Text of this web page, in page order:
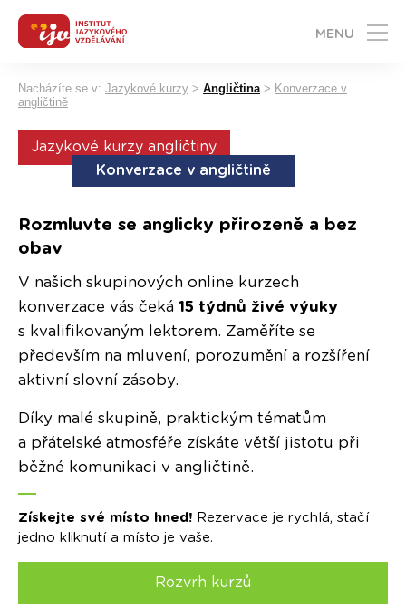
MENU
Nacházíte se v: Jazykové kurzy > Angličtina> Konverzace v
angličtině
Jazykové kurzy angličtiny
Konverzace v angličtině
Rozmluvte se anglicky přirozeně a bez
obav
V našich skupinových online kurzech
konverzace vás čeká 15 týdnů živé výuky
s kvalifikovaným lektorem. Zaměříte se
především na mluvení, porozumění a rozšíření
aktivní slovní zásoby.
Díky malé skupině, praktickým tématům
a přátelské atmosféře získáte větší jistotu při
běžné komunikaci v angličtině.
Získejte své místo hned! Rezervace je rychlá, stačí
jedno kliknutí a místo je vaše.
Rozvrh kurzů